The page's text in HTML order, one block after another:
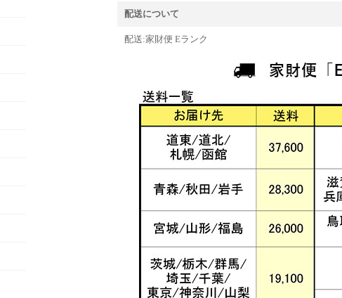
配送について
配送:家財便 Eランク